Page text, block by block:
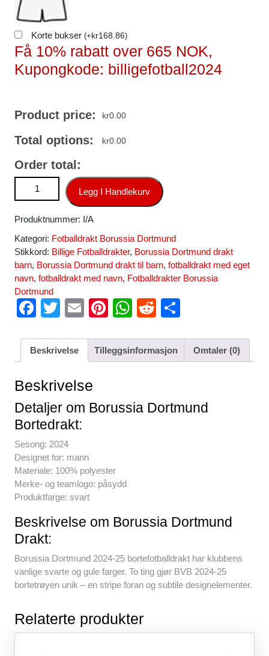
Korte bukser (+kr168.86)
Få 10% rabatt over 665 NOK,
Kupongkode: billigefotball2024
Product price: kr0.00
Total options: kr0.00
Order total:
Billige fotballdrakter Borussia Dortmund Bortedrakt 2024-25
Legg I Handlekurv
Produktnummer: I/A
Kategori: Fotballdrakt Borussia Dortmund
Stikkord: Billige Fotballdrakter, Borussia Dortmund drakt
barn, Borussia Dortmund drakt til barn, fotballdrakt med eget
navn, fotballdrakt med navn, Fotballdrakter Borussia
Dortmund
F
c
b
o
o
k
T
tt
E
ail
Pi
er
e
W
at
s
p
R
d
di
ar
e
Beskrivelse Tilleggsinformasjon Omtaler (0)
Beskrivelse
Detaljer om Borussia Dortmund
Bortedrakt:
Sesong: 2024
Designet for: mann
Materiale: 100% polyester
Merke- og teamlogo: påsydd
Produktfarge: svart
Beskrivelse om Borussia Dortmund
Drakt:
Borussia Dortmund 2024-25 bortefotballdrakt har klubbens
vanlige svarte og gule farger. To ting gjør BVB 2024-25
bortetrøyen unik – en stripe foran og subtile designelementer.
Relaterte produkter